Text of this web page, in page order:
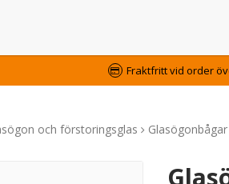
Fraktfritt vid order
och förstoringsglas